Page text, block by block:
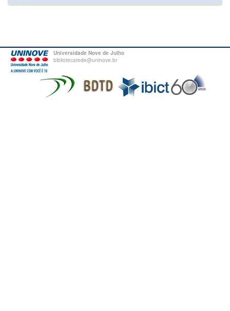
Universidade Nove de Julho
bibliotecatede@uninove.br